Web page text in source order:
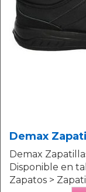
Demax
Demax
Disponible en
Zapatos >